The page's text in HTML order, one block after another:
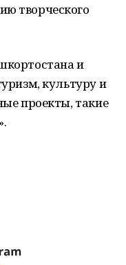
творческого
и
культуру и
проекты, такие